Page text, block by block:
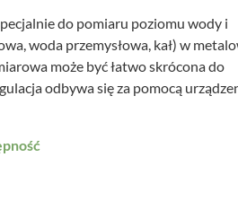
do pomiaru poziomu wody i
woda przemysłowa, kał) w
może być łatwo skrócona do
odbywa się za pomocą